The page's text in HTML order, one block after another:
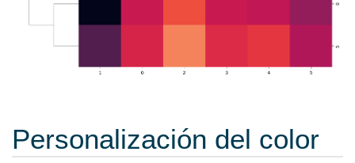
Personalización del color